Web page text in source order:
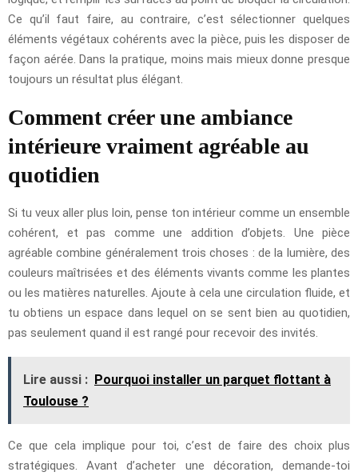
Ce qu’il faut faire, au contraire, c’est sélectionner quelques
éléments végétaux cohérents avec la pièce, puis les disposer de
façon aérée. Dans la pratique, moins mais mieux donne presque
toujours un résultat plus élégant.
Comment créer une ambiance
intérieure vraiment agréable au
quotidien
Si tu veux aller plus loin, pense ton intérieur comme un ensemble
cohérent, et pas comme une addition d’objets. Une pièce
agréable combine généralement trois choses : de la lumière, des
couleurs maîtrisées et des éléments vivants comme les plantes
ou les matières naturelles. Ajoute à cela une circulation fluide, et
tu obtiens un espace dans lequel on se sent bien au quotidien,
pas seulement quand il est rangé pour recevoir des invités.
Lire aussi : Pourquoi installer un parquet flottant à
Toulouse ?
Ce que cela implique pour toi, c’est de faire des choix plus
stratégiques. Avant d’acheter une décoration, demande-toi